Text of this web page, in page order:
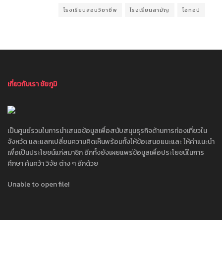
โรงเรียนสอนวิชาชีพ โรงเรียนสามัญ โอทอป
เกี่ยวกับเรา ชัยภูมิ
เป็นศูนย์รวมในการนำเสนอข้อมูลเพื่อสนับสนุนธุรกิจด้านการท่องเที่ยวใน
จังหวัด และแลกเปลี่ยนความคิดเห็นพร้อมทั้งให้ข้อเสนอแนะและ ให้คำแนะนำ
เพื่อเป็นประโยชน์แก่สมาชิก อีกทั้งยังเผยแพร่ข้อมูลเพื่อประโยชน์ในการ
ศึกษา ค้นคว้า วิจัย ต่าง ๆ อีกด้วย
Unable to open file!